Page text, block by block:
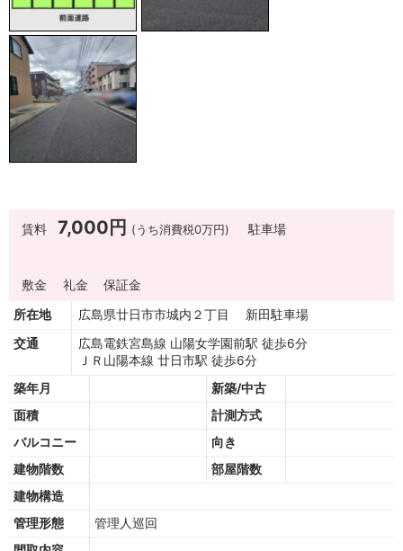
賃料 7,000円 (うち消費税0万円) 駐車場
敷金 礼金 保証金
所在地
広島県廿日市市城内２丁目 新田駐車場
交通
広島電鉄宮島線 山陽女学園前駅 徒歩6分
ＪＲ山陽本線 廿日市駅 徒歩6分
築年月
新築/中古
面積
計測方式
バルコニー
向き
建物階数
部屋階数
建物構造
管理形態
管理人巡回